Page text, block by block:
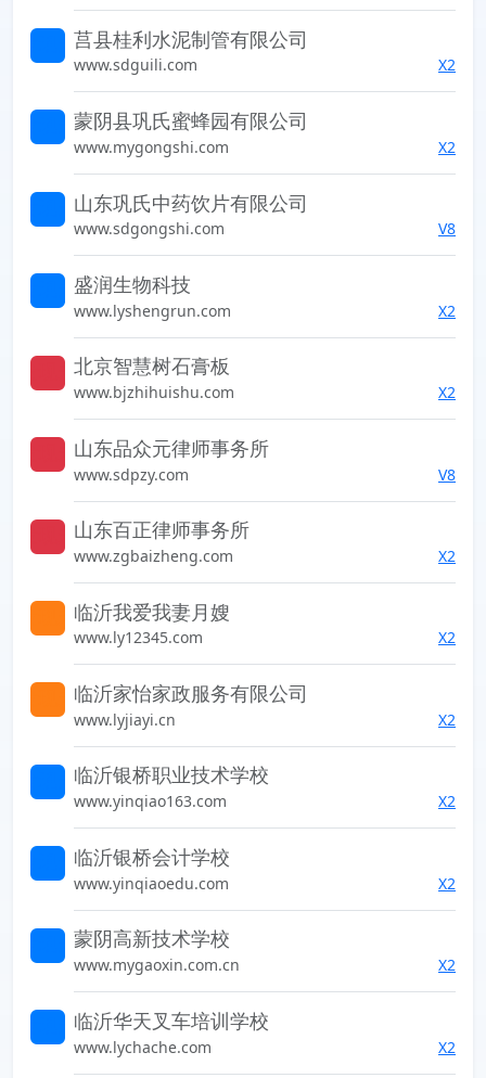
发现未知的世界
莒县桂利水泥制管有限公司
www.sdguili.com X2
发现未知的世界
蒙阴县巩氏蜜蜂园有限公司
www.mygongshi.com X2
发现未知的世界
山东巩氏中药饮片有限公司
www.sdgongshi.com V8
发现未知的世界
盛润生物科技
www.lyshengrun.com X2
发现未知的世界
北京智慧树石膏板
www.bjzhihuishu.com X2
发现未知的世界
山东品众元律师事务所
www.sdpzy.com V8
发现未知的世界
山东百正律师事务所
www.zgbaizheng.com X2
发现未知的世界
临沂我爱我妻月嫂
www.ly12345.com X2
发现未知的世界
临沂家怡家政服务有限公司
www.lyjiayi.cn X2
发现未知的世界
临沂银桥职业技术学校
www.yinqiao163.com X2
发现未知的世界
临沂银桥会计学校
www.yinqiaoedu.com X2
发现未知的世界
蒙阴高新技术学校
www.mygaoxin.com.cn X2
发现未知的世界
临沂华天叉车培训学校
www.lychache.com X2